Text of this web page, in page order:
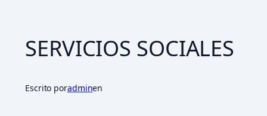
SERVICIOS SOCIALES
Escrito poradminen